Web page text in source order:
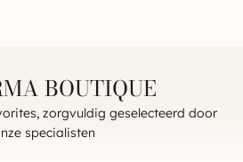
BOUTIQUE
zorgvuldig geselecteerd door
specialisten